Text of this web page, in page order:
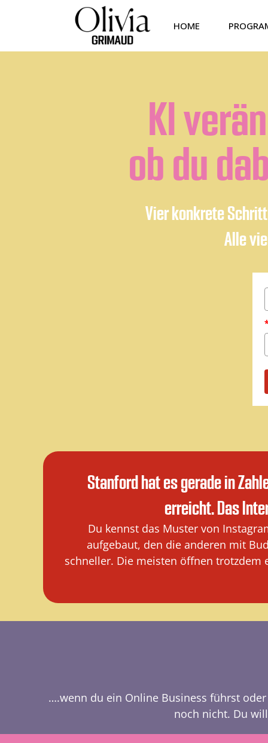
HOME
KI
ob du
Vier konkrete
Alle
Stanford hat es gerade in
erreicht. Das
Du kennst das Muster von
aufgebaut, den die anderen mit
schneller. Die meisten öffnen trotzdem
….wenn du ein Online Business führst
noch nicht. Du